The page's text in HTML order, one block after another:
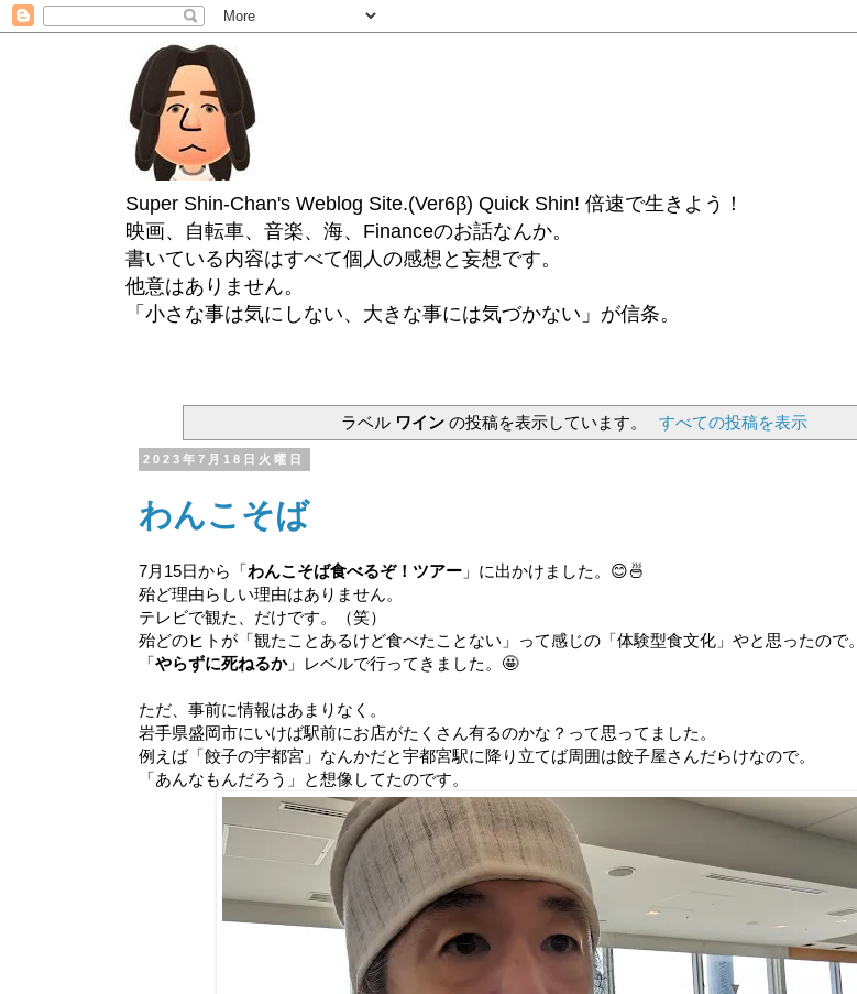
Super Shin-Chan's Weblog Site.(Ver6β) Quick Shin! 倍速で生きよう！
映画、自転車、音楽、海、Financeのお話なんか。
書いている内容はすべて個人の感想と妄想です。
他意はありません。
「小さな事は気にしない、大きな事には気づかない」が信条。
ラベル ワイン の投稿を表示しています。 すべての投稿を表示
2023年7月18日火曜日
わんこそば
7月15日から「わんこそば食べるぞ！ツアー 」に出かけました。😊🍜
殆ど理由らしい理由はありません。
テレビで観た、だけです。（笑）
殆どのヒトが「観たことあるけど食べたことない」って感じの「体験型食文化」やと思ったので。
「やらずに死ねるか」レベルで行ってきました。🤩
ただ、事前に情報はあまりなく。
岩手県盛岡市にいけば駅前にお店がたくさん有るのかな？って思ってました。
例えば「餃子の宇都宮」なんかだと宇都宮駅に降り立てば周囲は餃子屋さんだらけなので。
「あんなもんだろう」と想像してたのです。